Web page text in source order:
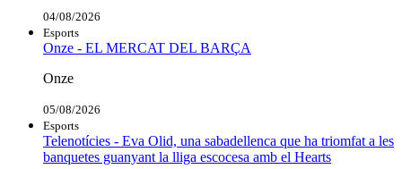
04/08/2026
Esports
Onze - EL MERCAT DEL BARÇA
Onze
05/08/2026
Esports
Telenotícies - Eva Olid, una sabadellenca que ha triomfat a les
banquetes guanyant la lliga escocesa amb el Hearts